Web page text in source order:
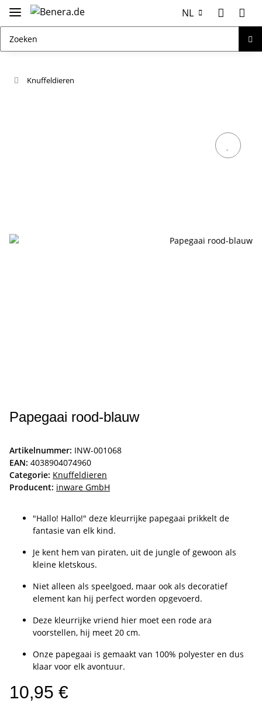
NL
Knuffeldieren
Papegaai rood-blauw
Artikelnummer: INW-001068
EAN: 4038904074960
Categorie: Knuffeldieren
Producent: inware GmbH
"Hallo! Hallo!" deze kleurrijke papegaai prikkelt de
fantasie van elk kind.
Je kent hem van piraten, uit de jungle of gewoon als
kleine kletskous.
Niet alleen als speelgoed, maar ook als decoratief
element kan hij perfect worden opgevoerd.
Deze kleurrijke vriend hier moet een rode ara
voorstellen, hij meet 20 cm.
Onze papegaai is gemaakt van 100% polyester en dus
klaar voor elk avontuur.
10,95 €